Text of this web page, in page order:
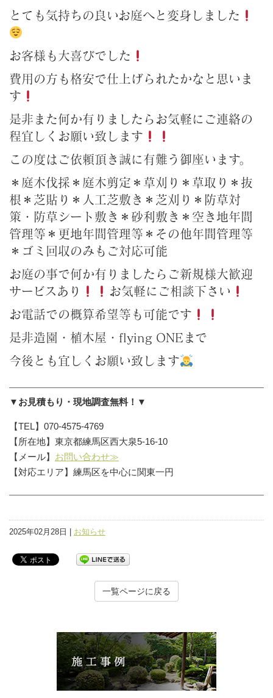
とても気持ちの良いお庭へと変身しました
お客様も大喜びでした
費用の方も格安で仕上げられたかなと思いま
す
是非また何か有りましたらお気軽にご連絡の
程宜しくお願い致します
この度はご依頼頂き誠に有難う御座います。
＊庭木伐採＊庭木剪定＊草刈り＊草取り＊抜
根＊芝貼り＊人工芝敷き＊芝刈り＊防草対
策・防草シート敷き＊砂利敷き＊空き地年間
管理等＊更地年間管理等＊その他年間管理等
＊ゴミ回収のみもご対応可能
お庭の事で何か有りましたらご新規様大歓迎
サービスあり
お気軽にご相談下さい
お電話での概算希望等も可能です
是非造園・植木屋・flying ONEまで
今後とも宜しくお願い致します
▼お見積もり・現地調査無料！▼
【TEL】070-4575-4769
【所在地】東京都練馬区西大泉5-16-10
【メール】 お問い合わせ≫
【対応エリア】練馬区を中心に関東一円
2025年02月28日 | お知らせ
一覧ページに戻る